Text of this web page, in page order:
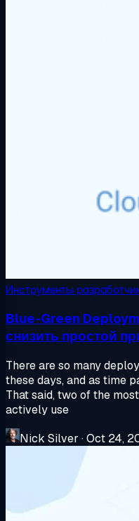
Инструменты
Blue-Green
снизить простой
There are so many
these days, and as time
That said, two of the
actively use
Nick Silver ·Oct 24,